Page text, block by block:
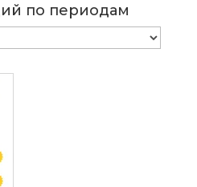
по периодам